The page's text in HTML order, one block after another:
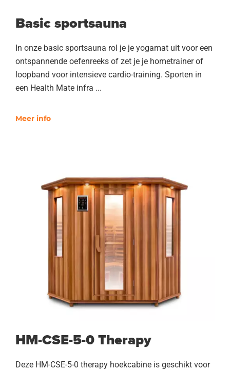
Basic sportsauna
In onze basic sportsauna rol je je yogamat uit voor een
ontspannende oefenreeks of zet je je hometrainer of
loopband voor intensieve cardio-training. Sporten in
een Health Mate infra ...
Meer info
HM-CSE-5-0 Therapy
Deze HM-CSE-5-0 therapy hoekcabine is geschikt voor